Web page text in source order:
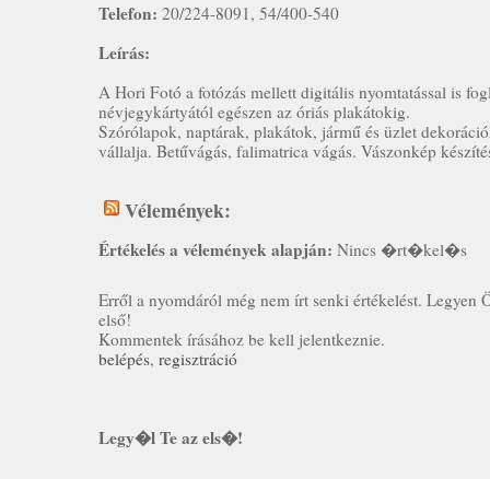
Telefon: 20/224-8091, 54/400-540
Leírás:
A Hori Fotó a fotózás mellett digitális nyomtatással is
névjegykártyától egészen az óriás plakátokig.
Szórólapok, naptárak, plakátok, jármű és üzlet
vállalja. Betűvágás, falimatrica vágás. Vászonkép
Vélemények:
Értékelés a vélemények alapján: Nincs �rt�kel�s
Erről a nyomdáról még nem írt senki értékelést. Legyen
első!
Kommentek írásához be kell jelentkeznie.
belépés, regisztráció
Legy�l Te az els�!